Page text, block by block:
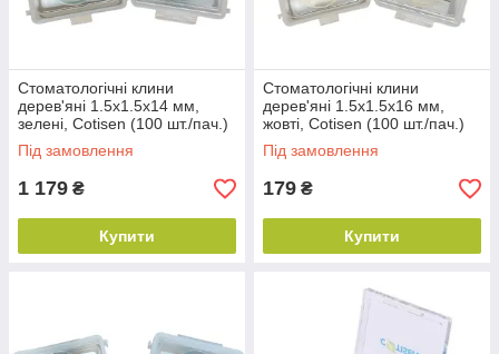
Стоматологічні клини
дерев'яні 1.5х1.5х14 мм,
зелені, Cotisen (100 шт./пач.)
Під замовлення
1 179 ₴
Купити
Стоматологічні клини
дерев'яні 1.5х1.5х16 мм,
жовті, Cotisen (100 шт./пач.)
Під замовлення
179 ₴
Купити